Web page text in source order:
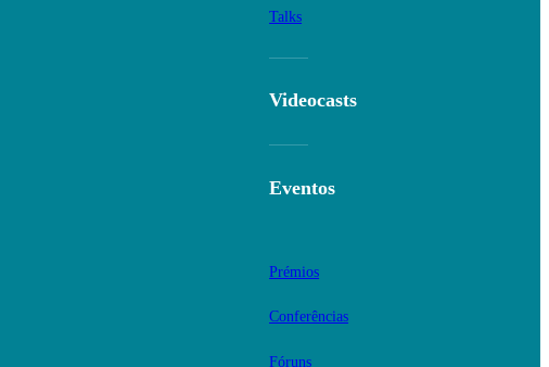
Talks
Videocasts
Eventos
Prémios
Conferências
Fóruns